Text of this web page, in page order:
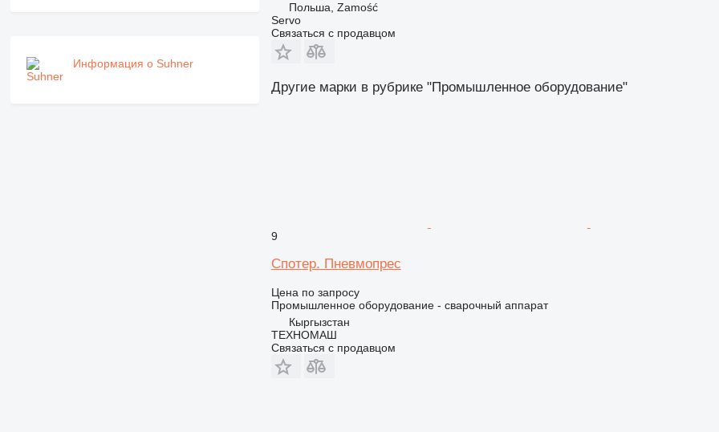
Информация о Suhner
Польша, Zamość
Servo
Связаться с продавцом
Другие марки в рубрике "Промышленное оборудование"
9
Спотер. Пневмопрес
Цена по запросу
Промышленное оборудование - сварочный аппарат
Кыргызстан
ТЕХНОМАШ
Связаться с продавцом